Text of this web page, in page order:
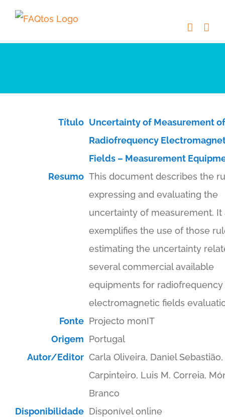
Skip
content
Título Uncertainty of Measurement of
Radiofrequency
Fields – Measurement
Resumo This document describes the
expressing and evaluating the
uncertainty of measurement. It
exemplifies the use of those
estimating the uncertainty
several commercial available
equipments for radiofrequency
electromagnetic fields
Fonte Projecto monIT
Origem Portugal
Autor/Editor Carla Oliveira, Daniel
Carpinteiro, Luis M. Correia,
Branco
Disponibilidade Disponível online